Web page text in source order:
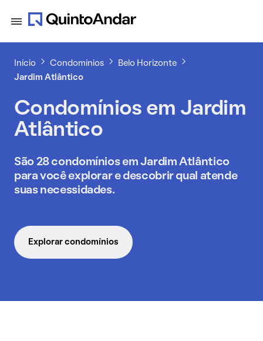
Início Condomínios
Belo Horizonte
Jardim Atlântico
Condomínios em Jardim
Atlântico
São 28 condomínios em Jardim Atlântico
para você explorar e descobrir qual atende
suas necessidades.
Explorar condomínios